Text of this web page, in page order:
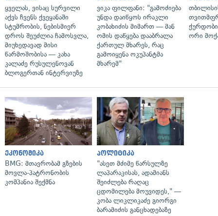
ყველას, ვისაც სურვილი
აქვს ჩვენს ქვეყანაში
სტუმრობის, ნებისმიერ
დროს შეუძლია ჩამოსვლა,
მიუხედავად მისი
წარმოშობისა — კახა
კალაძე რუსულენოვან
ბლოგერთან ინტერვიუზე
ვიკა ფილფანი: "გამოძიება
უნდა დაიწყოს ირაკლი
კობახიძის მიმართ — მან
ომის დაწყება დააბრალა
ქართულ მხარეს, რაც
გამოიყენა ოკუპანტმა
მხარემ"
ორი
ეკონომიკა
BMG: მთავრობამ გზების
მოვლა-პატრონობის
კომპანია შექმნა
პოლიტიკა
"ასეთ მძიმე წარსულზე
ლაპარაკისას, ადამიანს
შეიძლება რაღაც
ცდომილება მოუვიდეს," —
კობა ლიკლიკაძე გიორგი
ბარამიძის განცხადებაზე